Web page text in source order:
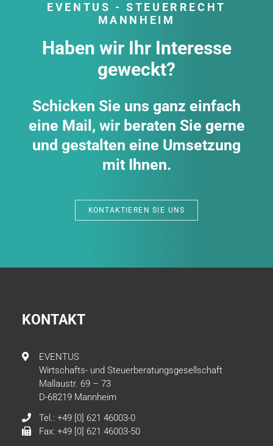
EVENTUS - STEUERRECHT
MANNHEIM
Haben wir Ihr Interesse
geweckt?
Schicken Sie uns ganz einfach
eine Mail, wir beraten Sie gerne
und gestalten eine Umsetzung
mit Ihnen.
KONTAKTIEREN SIE UNS
KONTAKT
EVENTUS
Wirtschafts- und Steuerberatungsgesellschaft
Mallaustr. 69 – 73
D-68219 Mannheim
Tel.: +49 [0] 621 46003-0
Fax: +49 [0] 621 46003-50